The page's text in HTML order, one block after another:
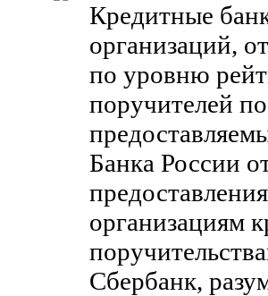
Кредитные
организаций,
по уровню
поручителей
Банка России
организациям
Сбербанк,